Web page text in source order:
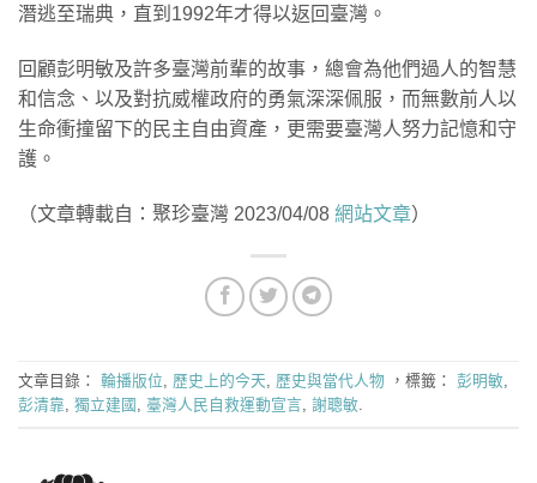
潛逃至瑞典，直到1992年才得以返回臺灣。
回顧彭明敏及許多臺灣前輩的故事，總會為他們過人的智慧
和信念、以及對抗威權政府的勇氣深深佩服，而無數前人以
生命衝撞留下的民主自由資產，更需要臺灣人努力記憶和守
護。
（文章轉載自：聚珍臺灣 2023/04/08 網站文章）
文章目錄： 輪播版位, 歷史上的今天, 歷史與當代人物 ，標籤： 彭明敏,
彭清靠, 獨立建國 , 臺灣人民自救運動宣言, 謝聰敏.